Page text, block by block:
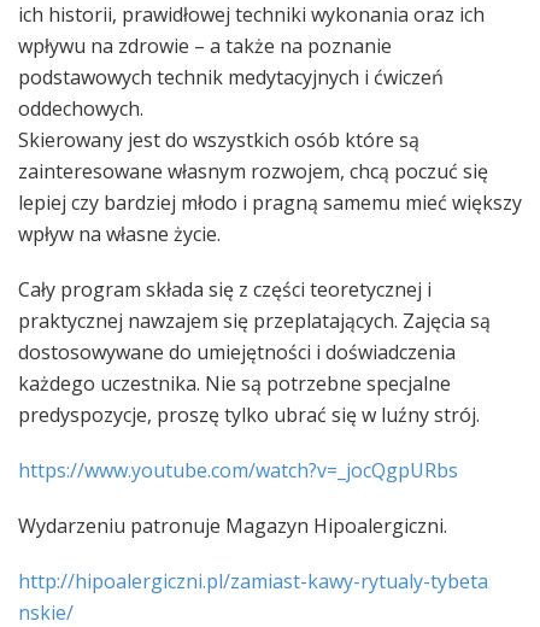
ich historii, prawidłowej techniki wykonania oraz ich
wpływu na zdrowie – a także na poznanie
podstawowych technik medytacyjnych i ćwiczeń
oddechowych.
Skierowany jest do wszystkich osób które są
zainteresowane własnym rozwojem, chcą poczuć się
lepiej czy bardziej młodo i pragną samemu mieć większy
wpływ na własne życie.
Cały program składa się z części teoretycznej i
praktycznej nawzajem się przeplatających. Zajęcia są
dostosowywane do umiejętności i doświadczenia
każdego uczestnika. Nie są potrzebne specjalne
predyspozycje, proszę tylko ubrać się w luźny strój.
https://www.youtube.com/watch?v=_jocQgpURbs
Wydarzeniu patronuje Magazyn Hipoalergiczni.
http://hipoalergiczni.pl/zamiast-kawy-rytualy-tybeta
nskie/